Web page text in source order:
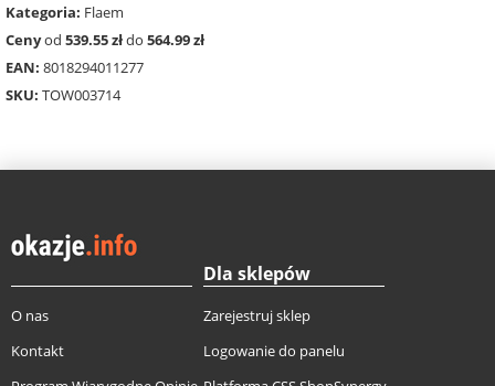
Kategoria: Flaem
Cenyod 539.55 złdo 564.99 zł
EAN: 8018294011277
SKU: TOW003714
O nas
Kontakt
Dla sklepów
Zarejestruj sklep
Logowanie do panelu